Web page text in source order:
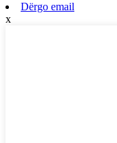
Dërgo email
x